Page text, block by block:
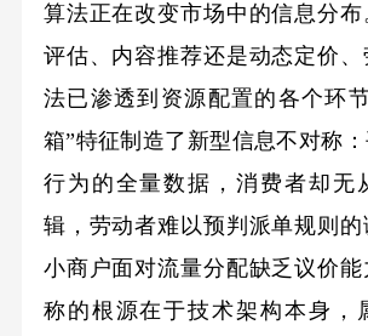
算法正在改变市场中的信息分布
评估、内容推荐还是动态定价
法已渗透到资源配置的各个环
箱”特征制造了新型信息不对称
行为的全量数据，消费者却无
辑，劳动者难以预判派单规则的
小商户面对流量分配缺乏议价
称的根源在于技术架构本身，